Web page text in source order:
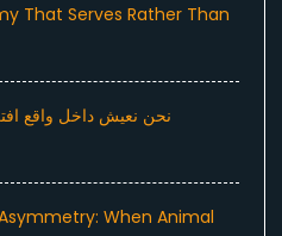
That Serves Rather Than
نحن نعيش داخل واقع
When Animal